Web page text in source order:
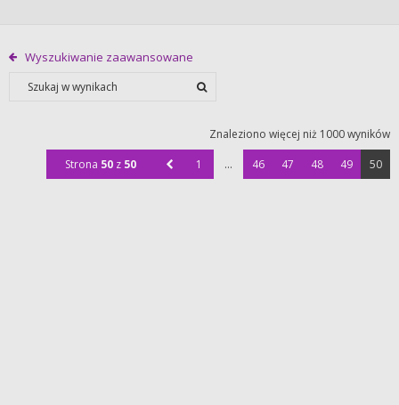
Wyszukiwanie zaawansowane
Znaleziono więcej niż 1000 wyników
Strona 50 z 50 1 … 46 47 48 49 50